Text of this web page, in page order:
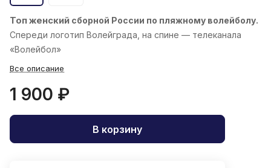
Топ женский сборной России по пляжному волейболу.
Спереди логотип Волейграда, на спине — телеканала
«Волейбол»
Все описание
1 900 ₽
В корзину